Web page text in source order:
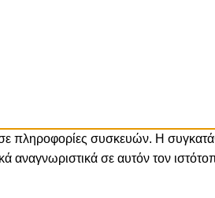
πληροφορίες συσκευών. Η
αναγνωριστικά σε αυτόν τον